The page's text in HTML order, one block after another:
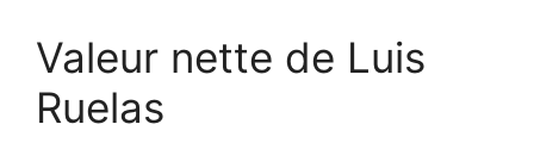
Valeur nette de Luis
Ruelas